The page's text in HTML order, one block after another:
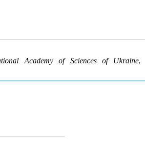
Academy of Sciences of Ukraine,